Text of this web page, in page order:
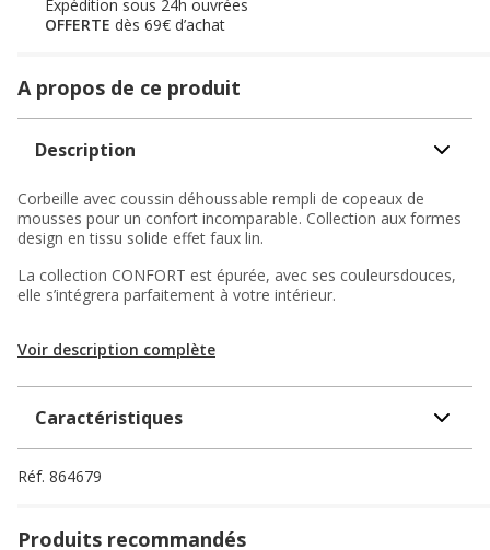
Expédition sous 24h ouvrées
OFFERTE dès 69€ d’achat
A propos de ce produit
Description
Corbeille avec coussin déhoussable rempli de copeaux de
mousses pour un confort incomparable. Collection aux formes
design en tissu solide effet faux lin.
La collection CONFORT est épurée, avec ses couleursdouces,
elle s’intégrera parfaitement à votre intérieur.
Voir description complète
Caractéristiques
Réf. 864679
Produits recommandés